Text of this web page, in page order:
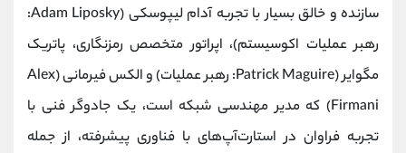
سازنده و خالق بسیار با تجربه آدام لیپوسکی (Adam Liposky:
رهبر عملیات اکوسیستم)، اپراتور متخصص رمزنگاری، پاتریک
مگوایر (Patrick Maguire: رهبر عملیات) و الکس فیرمانی (Alex
Firmani) که مدیر مهندسی شبکه است، یک جادوگر فنی با
تجربه فراوان در استارت‌آپ‌های با فناوری پیشرفته، از جمله